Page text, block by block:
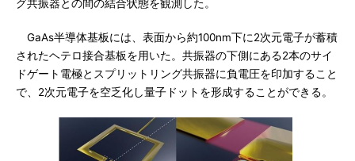
グ共振器との間の結合状態を観測した。
GaAs半導体基板には、表面から約100nm下に2次元電子が蓄積
されたヘテロ接合基板を用いた。共振器の下側にある2本のサイ
ドゲート電極とスプリットリング共振器に負電圧を印加すること
で、2次元電子を空乏化し量子ドットを形成することができる。